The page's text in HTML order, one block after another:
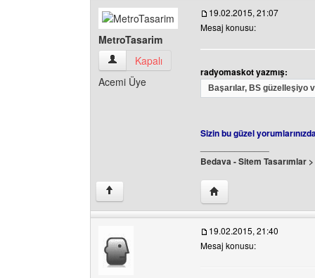
MetroTasarim
MetroTasarim Kullanıcının profilini görüntüle
Kapalı
Acemi Üye
19.02.2015, 21:07
Mesaj konusu:
radyomaskot yazmış:
Başarılar, BS
Sizin bu güzel
Bedava - Sitem Tasarımlar >
↑ Yazarın web sitesini
19.02.2015, 21:40
Mesaj konusu: